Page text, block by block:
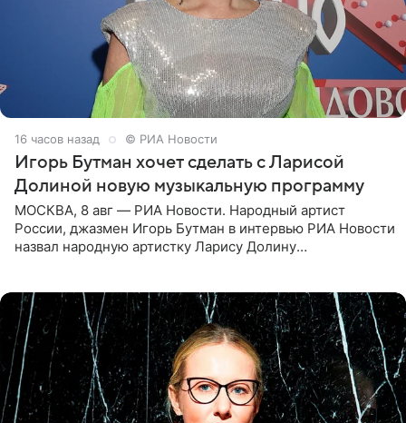
16 часов назад © РИА Новости
Игорь Бутман хочет сделать с Ларисой
Долиной новую музыкальную программу
МОСКВА, 8 авг — РИА Новости. Народный артист
России, джазмен Игорь Бутман в интервью РИА Новости
назвал народную артистку Ларису Долину